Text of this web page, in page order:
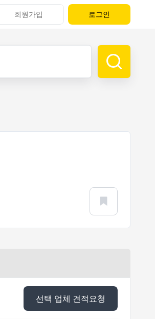
회원가입 로그인
선택 업체 견적요청